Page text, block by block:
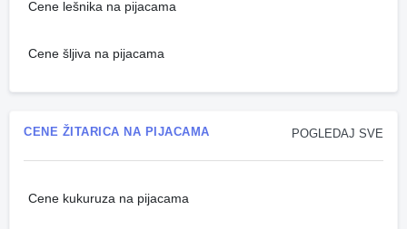
Cene lešnika na pijacama
Cene šljiva na pijacama
POGLEDAJ SVE
CENE ŽITARICA NA PIJACAMA
Cene kukuruza na pijacama